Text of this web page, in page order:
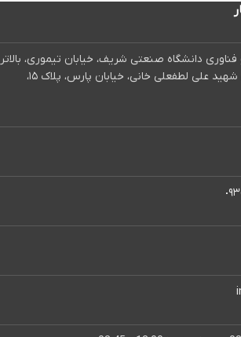
فناوری دانشگاه صنعتی شریف، خیابان تیموری، بالاتر
از میدان تیموری، خیابان شهید علی لطفعلی خانی، خیابان پارس، پلاک ۱۵،